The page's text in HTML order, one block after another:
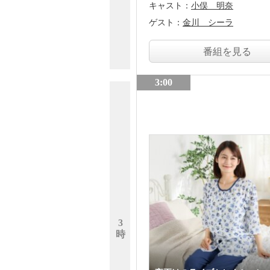
3
時
キャスト： 小俣 明奈
ゲスト： 金川 シーラ
番組を見る
3:00